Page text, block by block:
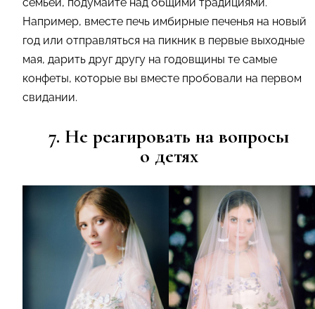
Например, вместе печь имбирные печенья на новый
год или отправляться на пикник в первые выходные
мая, дарить друг другу на годовщины те самые
конфеты, которые вы вместе пробовали на первом
свидании.
7. Не реагировать на вопросы
о детях